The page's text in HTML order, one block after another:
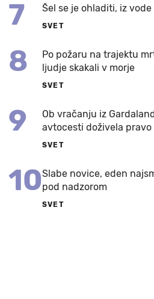
7 Šel se je ohladiti, iz
SVET
8
Po požaru na trajektu
ljudje skakali v morje
SVET
9
Ob vračanju iz
avtocesti doživela pravo
SVET
10Slabe novice, eden
pod nadzorom
SVET